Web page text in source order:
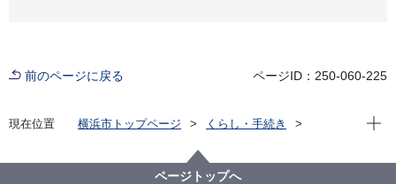
前のページに戻る ページID：250-060-225
現在位置 横浜市トップページ
くらし・手続き
資料
地下水汚染に関する調査研究報告書
現在
ページトップへ